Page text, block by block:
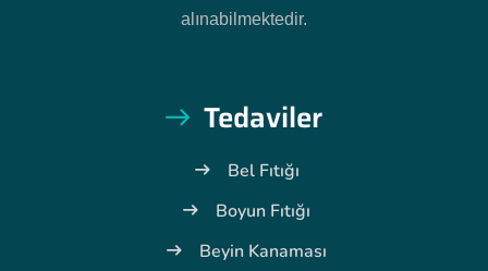
alınabilmektedir.
Tedaviler
Bel Fıtığı
Boyun Fıtığı
Beyin Kanaması